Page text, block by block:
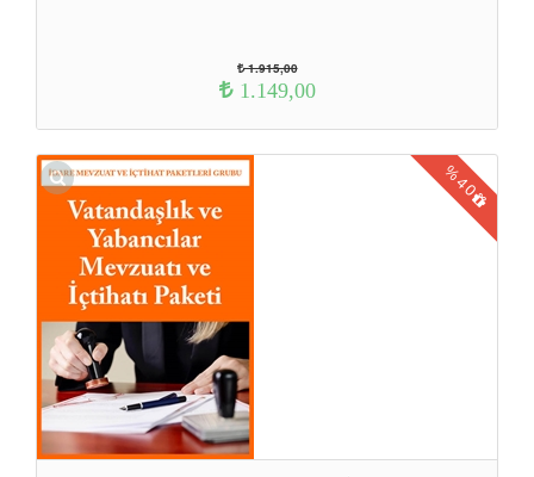
1.915,00
1.149,00
%40